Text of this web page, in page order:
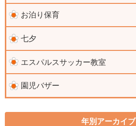
お泊り保育
七夕
エスパルスサッカー教室
園児バザー
年別アーカイブ